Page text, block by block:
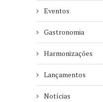
Eventos
Gastronomia
Harmonizações
Lançamentos
Notícias